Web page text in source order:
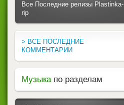
Все Последние релизы Plastinka-
rip
> ВСЕ ПОСЛЕДНИЕ
КОММЕНТАРИИ
Музыка по разделам